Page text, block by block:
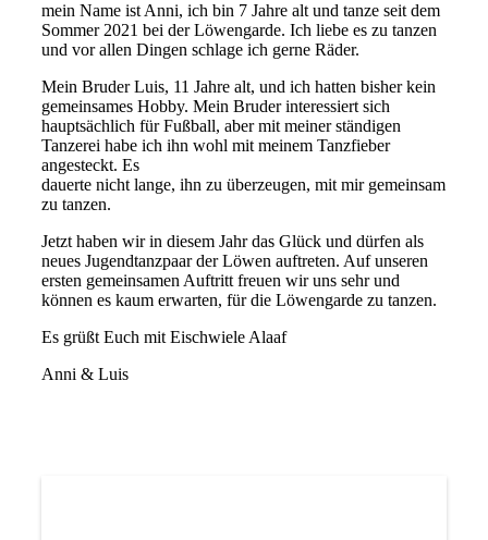
mein Name ist Anni, ich bin 7 Jahre alt und tanze seit dem
Sommer 2021 bei der Löwengarde. Ich liebe es zu tanzen
und vor allen Dingen schlage ich gerne Räder.
Mein Bruder Luis, 11 Jahre alt, und ich hatten bisher kein
gemeinsames Hobby. Mein Bruder interessiert sich
hauptsächlich für Fußball, aber mit meiner ständigen
Tanzerei habe ich ihn wohl mit meinem Tanzfieber
angesteckt. Es
dauerte nicht lange, ihn zu überzeugen, mit mir gemeinsam
zu tanzen.
Jetzt haben wir in diesem Jahr das Glück und dürfen als
neues Jugendtanzpaar der Löwen auftreten. Auf unseren
ersten gemeinsamen Auftritt freuen wir uns sehr und
können es kaum erwarten, für die Löwengarde zu tanzen.
Es grüßt Euch mit Eischwiele Alaaf
Anni & Luis